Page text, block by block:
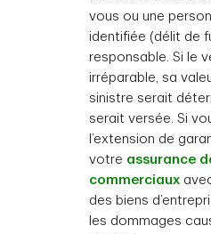
vous ou une
identifiée (délit de
responsable. Si le
irréparable, sa
sinistre serait
serait versée. Si
l’extension de
votre assurance
commerciaux
des biens
les dommages